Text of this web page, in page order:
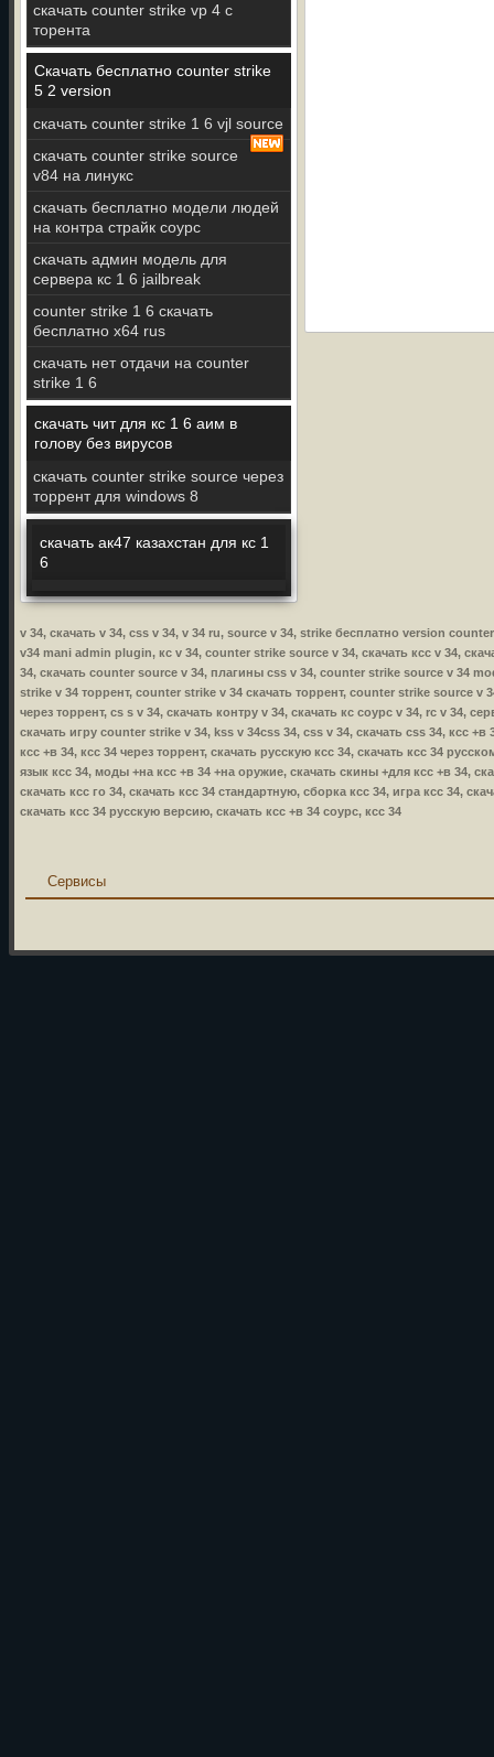
скачать counter strike vp 4 c
торента
Скачать бесплатно counter strike
5 2 version
скачать counter strike 1 6 vjl source
скачать counter strike source
v84 на линукс
скачать бесплатно модели людей
на контра страйк соурс
скачать админ модель для
сервера кс 1 6 jailbreak
counter strike 1 6 скачать
бесплатно x64 rus
скачать нет отдачи на counter
strike 1 6
скачать чит для кс 1 6 аим в
голову без вирусов
скачать counter strike source через
торрент для windows 8
скачать ак47 казахстан для кс 1
6
v 34, скачать v 34, css v 34, v 34 ru, source v 34, strike бесплатно version
v34 mani admin plugin, кс v 34, counter strike source v 34, скачать ксс v 34,
34, скачать counter source v 34, плагины css v 34, counter strike source v 34
strike v 34 торрент, counter strike v 34 скачать торрент, counter strike source v
через торрент, cs s v 34, скачать контру v 34, скачать кс соурс v 34, rc v 34,
скачать игру counter strike v 34, kss v 34css 34, css v 34, скачать css 34, ксс +в
ксс +в 34, ксс 34 через торрент, скачать русскую ксс 34, скачать ксс 34
язык ксс 34, моды +на ксс +в 34 +на оружие, скачать скины +для ксс +в 34,
скачать ксс го 34, скачать ксс 34 стандартную, сборка ксс 34, игра ксс 34,
скачать ксс 34 русскую версию, скачать ксс +в 34 соурс, ксс 34
Сервисы